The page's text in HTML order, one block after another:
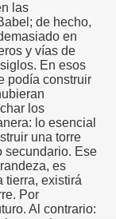
las
de hecho,
en
y vías de
En esos
podía construir
los
lo esencial
una torre
secundario. Ese
es
tierra, existirá
Por
Al contrario: